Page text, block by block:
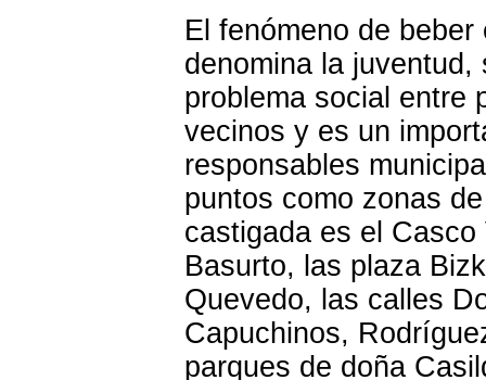
El fenómeno de beber
denomina la
problema social entre
vecinos y es un
responsables
puntos como zonas
castigada es el
Basurto, las plaza
Quevedo, las calles
Capuchinos,
parques de doña